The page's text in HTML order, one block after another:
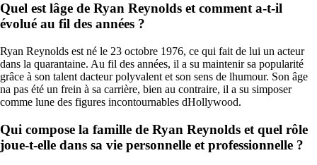
Quel est lâge de Ryan Reynolds et comment a-t-il
évolué au fil des années ?
Ryan Reynolds est né le 23 octobre 1976, ce qui fait de lui un acteur
dans la quarantaine. Au fil des années, il a su maintenir sa popularité
grâce à son talent dacteur polyvalent et son sens de lhumour. Son âge
na pas été un frein à sa carrière, bien au contraire, il a su simposer
comme lune des figures incontournables dHollywood.
Qui compose la famille de Ryan Reynolds et quel rôle
joue-t-elle dans sa vie personnelle et professionnelle ?